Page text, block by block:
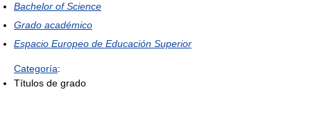
Bachelor of Science
Grado académico
Espacio Europeo de Educación Superior
Categoría:
Títulos de grado